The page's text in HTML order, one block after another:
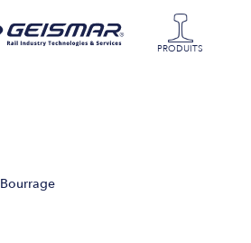
PRODUITS
Bourrage